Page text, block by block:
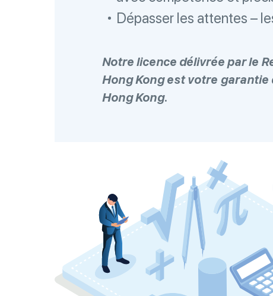
Dépasser les attentes –
Notre licence délivrée par le
Hong Kong est votre garantie
Hong Kong.